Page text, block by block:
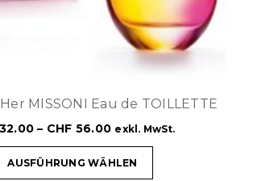
MISSONI Eau de TOILLETTE
32.00 – CHF 56.00 exkl. MwSt.
AUSFÜHRUNG WÄHLEN